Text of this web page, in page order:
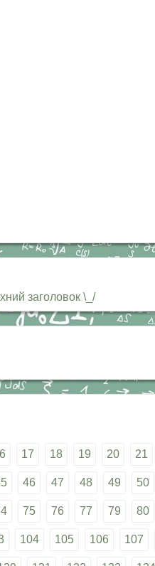
заголовок \_/
17 18 19 20 21
46 47 48 49 50
75 76 77 79 80
104 105 106 107